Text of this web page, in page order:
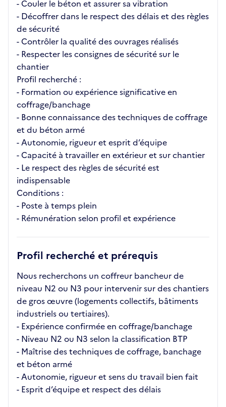
- Couler le béton et assurer sa vibration
- Décoffrer dans le respect des délais et des règles
de sécurité
- Contrôler la qualité des ouvrages réalisés
- Respecter les consignes de sécurité sur le
chantier
Profil recherché :
- Formation ou expérience significative en
coffrage/banchage
- Bonne connaissance des techniques de coffrage
et du béton armé
- Autonomie, rigueur et esprit d’équipe
- Capacité à travailler en extérieur et sur chantier
- Le respect des règles de sécurité est
indispensable
Conditions :
- Poste à temps plein
- Rémunération selon profil et expérience
Profil recherché et prérequis
Nous recherchons un coffreur bancheur de
niveau N2 ou N3 pour intervenir sur des chantiers
de gros œuvre (logements collectifs, bâtiments
industriels ou tertiaires).
- Expérience confirmée en coffrage/banchage
- Niveau N2 ou N3 selon la classification BTP
- Maîtrise des techniques de coffrage, banchage
et béton armé
- Autonomie, rigueur et sens du travail bien fait
- Esprit d’équipe et respect des délais